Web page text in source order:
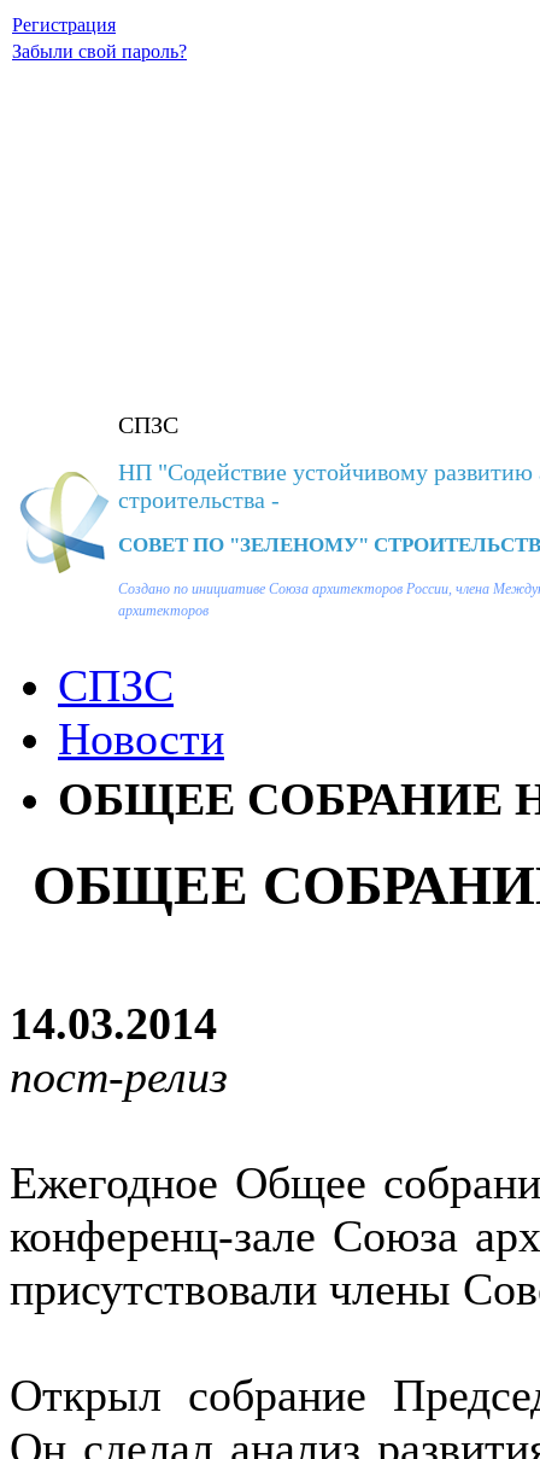
Регистрация
Забыли свой пароль?
СПЗС
НП "Содействие устойчивому развитию
строительства -
СОВЕТ ПО "ЗЕЛЕНОМУ"
Создано по инициативе Союза архитекторов России, члена
архитекторов
СПЗС
Новости
ОБЩЕЕ СОБРАНИЕ
ОБЩЕЕ
14.03.2014
пост-релиз
Ежегодное Общее
конференц-зале Союза
присутствовали члены
Открыл собрание
Он сделал анализ